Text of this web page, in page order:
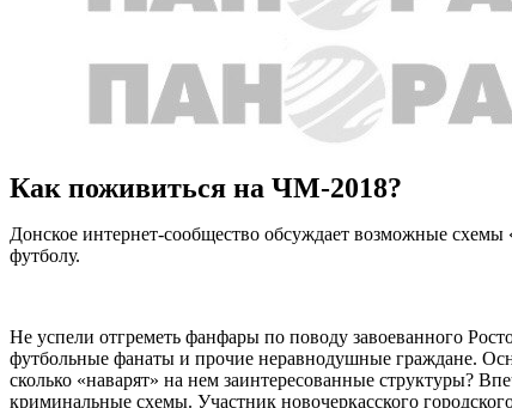
Как поживиться на ЧМ-2018?
Донское интернет-сообщество обсуждает возможные схемы
футболу.
Не успели отгреметь фанфары по поводу завоеванного
футбольные фанаты и прочие неравнодушные граждане.
сколько «наварят» на нем заинтересованные структуры?
криминальные схемы. Участник новочеркасского